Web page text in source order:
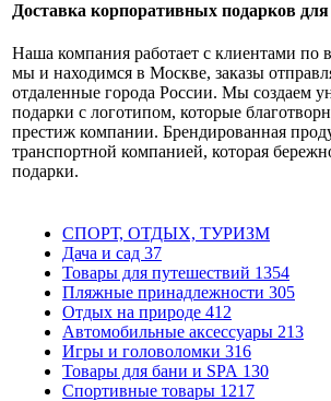
Доставка корпоративных подарков
Наша компания работает с клиентами по
мы и находимся в Москве, заказы
отдаленные города России. Мы создаем
подарки с логотипом, которые
престиж компании. Брендированная
транспортной компанией, которая
подарки.
СПОРТ, ОТДЫХ, ТУРИЗМ
Дача и сад 37
Товары для путешествий 1354
Пляжные принадлежности 305
Отдых на природе 412
Автомобильные аксессуары 213
Игры и головоломки 316
Товары для бани и SPA 130
Спортивные товары 1217